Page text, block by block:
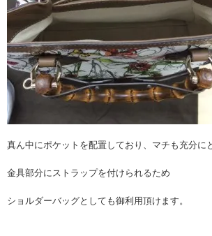
真ん中にポケットを配置しており、マチも充分に
金具部分にストラップを付けられるため
ショルダーバッグとしても御利用頂けます。